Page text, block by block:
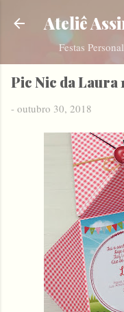
Pular
Ateliê
Festas
Pic Nic da Laura
- outubro 30, 2018